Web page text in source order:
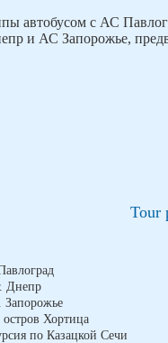
автобусом с АС
и АС Запорожье,
Tour
Днепр
Запорожье
Хортица
по Казацкой Сечи